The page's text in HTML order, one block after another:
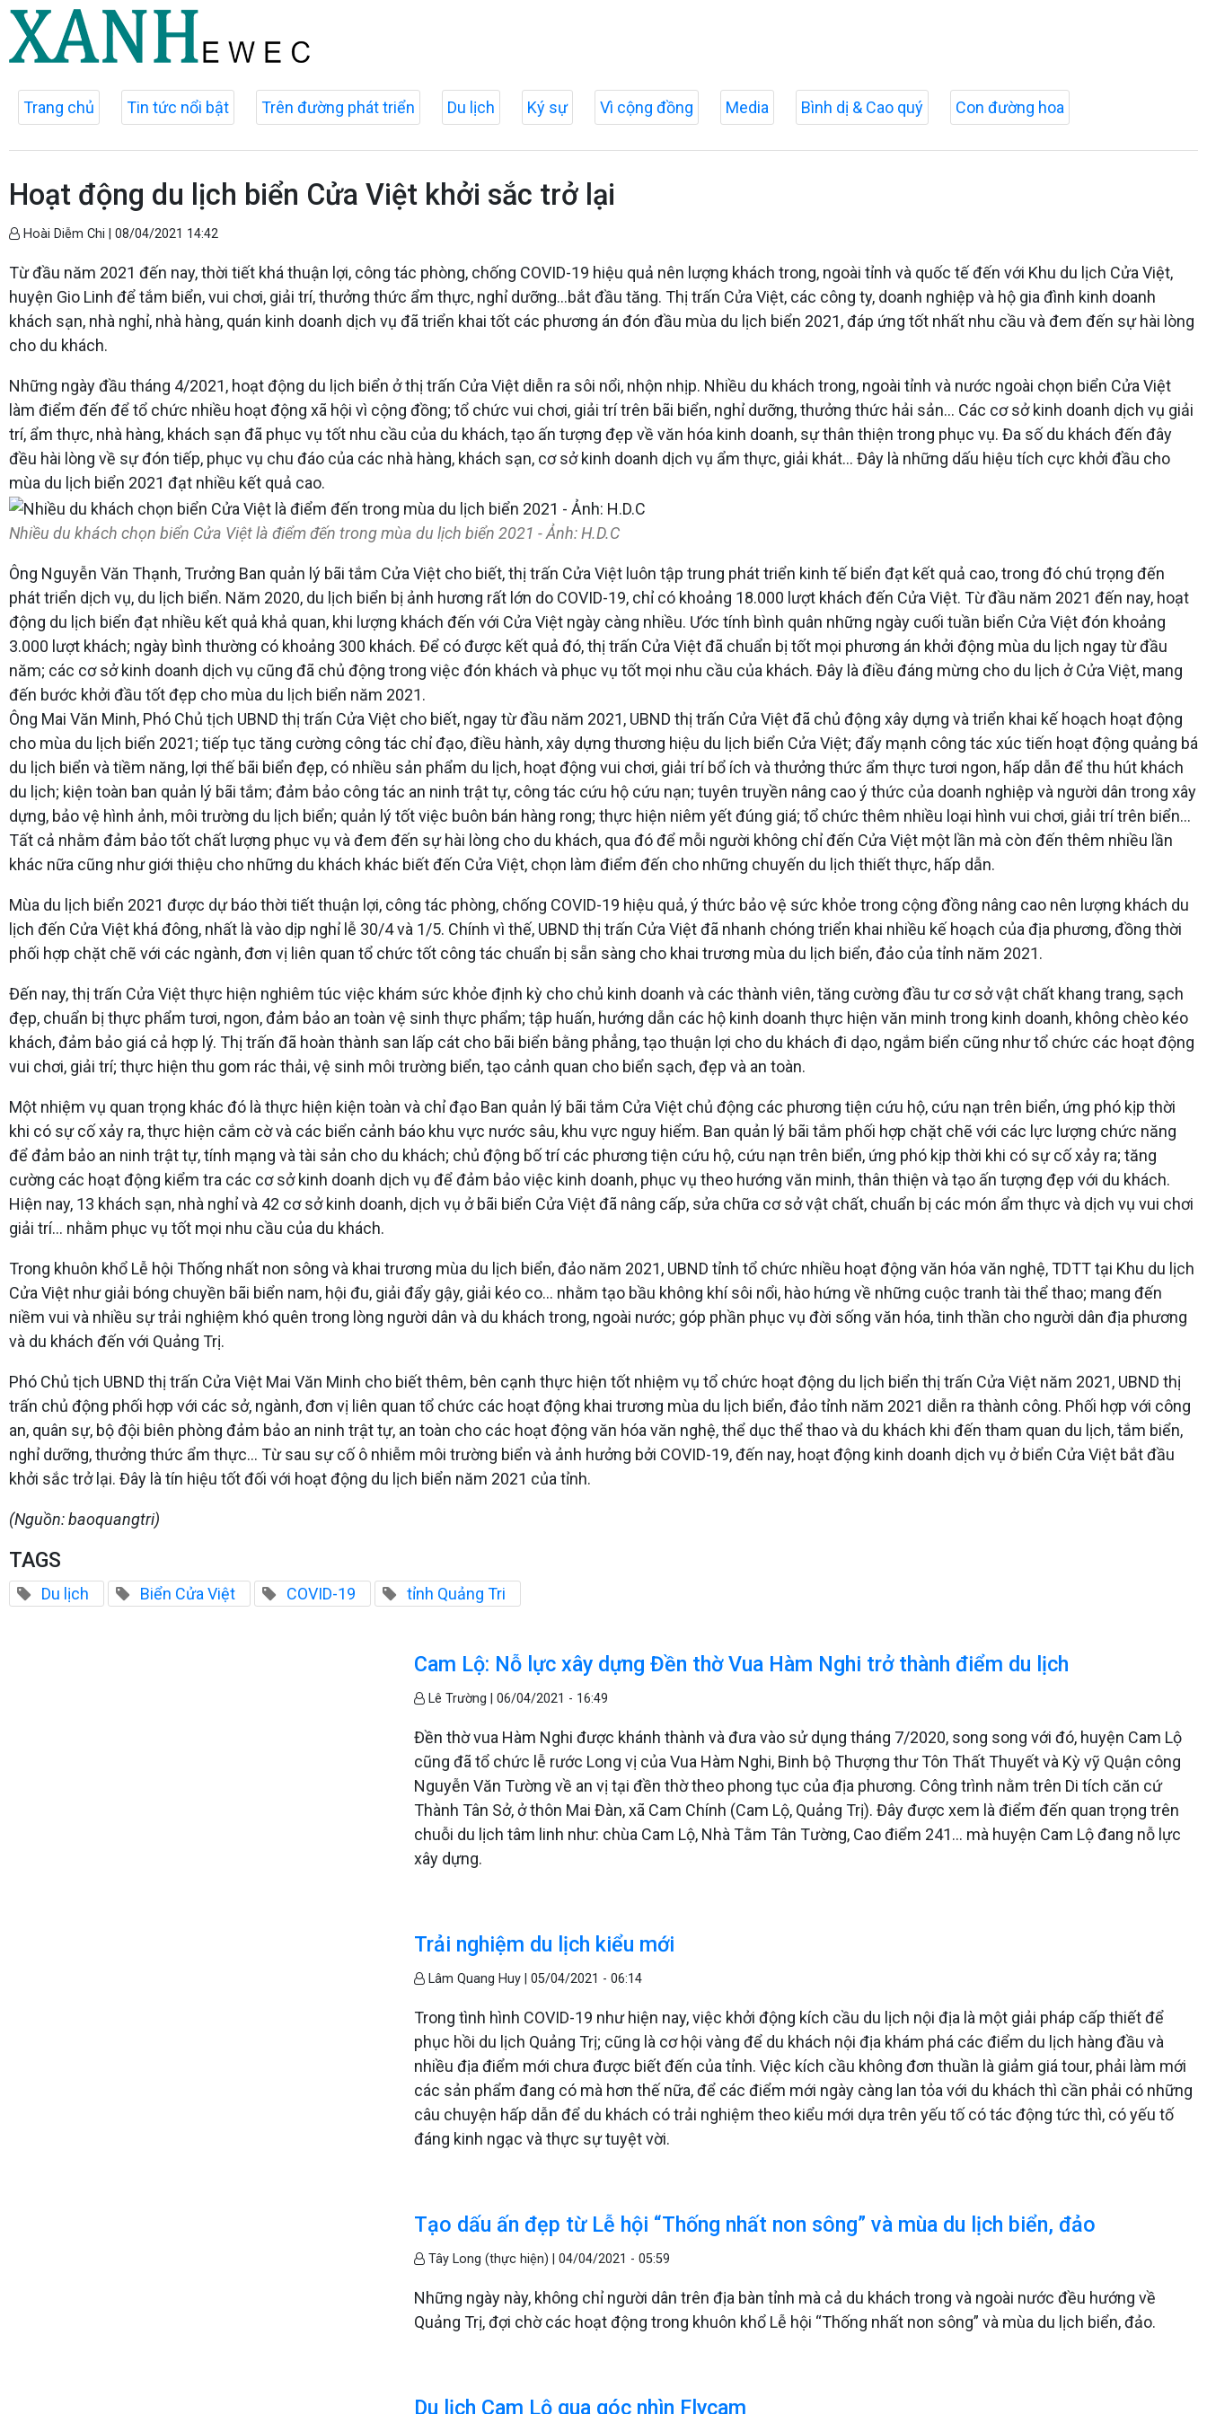
Trang chủ Tin tức nổi bật Trên đường phát triển Du lịch Ký sự Vì cộng đồng Media Bình dị & Cao quý Con đường hoa
Hoạt động du lịch biển Cửa Việt khởi sắc trở lại
Hoài Diễm Chi | 08/04/2021 14:42
Từ đầu năm 2021 đến nay, thời tiết khá thuận lợi, công tác phòng, chống COVID-19 hiệu quả nên lượng khách trong, ngoài tỉnh và quốc tế đến với Khu du lịch Cửa Việt,
huyện Gio Linh để tắm biển, vui chơi, giải trí, thưởng thức ẩm thực, nghỉ dưỡng…bắt đầu tăng. Thị trấn Cửa Việt, các công ty, doanh nghiệp và hộ gia đình kinh doanh
khách sạn, nhà nghỉ, nhà hàng, quán kinh doanh dịch vụ đã triển khai tốt các phương án đón đầu mùa du lịch biển 2021, đáp ứng tốt nhất nhu cầu và đem đến sự hài lòng
cho du khách.
Những ngày đầu tháng 4/2021, hoạt động du lịch biển ở thị trấn Cửa Việt diễn ra sôi nổi, nhộn nhịp. Nhiều du khách trong, ngoài tỉnh và nước ngoài chọn biển Cửa Việt
làm điểm đến để tổ chức nhiều hoạt động xã hội vì cộng đồng; tổ chức vui chơi, giải trí trên bãi biển, nghỉ dưỡng, thưởng thức hải sản… Các cơ sở kinh doanh dịch vụ giải
trí, ẩm thực, nhà hàng, khách sạn đã phục vụ tốt nhu cầu của du khách, tạo ấn tượng đẹp về văn hóa kinh doanh, sự thân thiện trong phục vụ. Đa số du khách đến đây
đều hài lòng về sự đón tiếp, phục vụ chu đáo của các nhà hàng, khách sạn, cơ sở kinh doanh dịch vụ ẩm thực, giải khát… Đây là những dấu hiệu tích cực khởi đầu cho
mùa du lịch biển 2021 đạt nhiều kết quả cao.
Nhiều du khách chọn biển Cửa Việt là điểm đến trong mùa du lịch biển 2021 - Ảnh: H.D.C​
Ông Nguyễn Văn Thạnh, Trưởng Ban quản lý bãi tắm Cửa Việt cho biết, thị trấn Cửa Việt luôn tập trung phát triển kinh tế biển đạt kết quả cao, trong đó chú trọng đến
phát triển dịch vụ, du lịch biển. Năm 2020, du lịch biển bị ảnh hương rất lớn do COVID-19, chỉ có khoảng 18.000 lượt khách đến Cửa Việt. Từ đầu năm 2021 đến nay, hoạt
động du lịch biển đạt nhiều kết quả khả quan, khi lượng khách đến với Cửa Việt ngày càng nhiều. Ước tính bình quân những ngày cuối tuần biển Cửa Việt đón khoảng
3.000 lượt khách; ngày bình thường có khoảng 300 khách. Để có được kết quả đó, thị trấn Cửa Việt đã chuẩn bị tốt mọi phương án khởi động mùa du lịch ngay từ đầu
năm; các cơ sở kinh doanh dịch vụ cũng đã chủ động trong việc đón khách và phục vụ tốt mọi nhu cầu của khách. Đây là điều đáng mừng cho du lịch ở Cửa Việt, mang
đến bước khởi đầu tốt đẹp cho mùa du lịch biển năm 2021.
Ông Mai Văn Minh, Phó Chủ tịch UBND thị trấn Cửa Việt cho biết, ngay từ đầu năm 2021, UBND thị trấn Cửa Việt đã chủ động xây dựng và triển khai kế hoạch hoạt động
cho mùa du lịch biển 2021; tiếp tục tăng cường công tác chỉ đạo, điều hành, xây dựng thương hiệu du lịch biển Cửa Việt; đẩy mạnh công tác xúc tiến hoạt động quảng bá
du lịch biển và tiềm năng, lợi thế bãi biển đẹp, có nhiều sản phẩm du lịch, hoạt động vui chơi, giải trí bổ ích và thưởng thức ẩm thực tươi ngon, hấp dẫn để thu hút khách
du lịch; kiện toàn ban quản lý bãi tắm; đảm bảo công tác an ninh trật tự, công tác cứu hộ cứu nạn; tuyên truyền nâng cao ý thức của doanh nghiệp và người dân trong xây
dựng, bảo vệ hình ảnh, môi trường du lịch biển; quản lý tốt việc buôn bán hàng rong; thực hiện niêm yết đúng giá; tổ chức thêm nhiều loại hình vui chơi, giải trí trên biển...
Tất cả nhằm đảm bảo tốt chất lượng phục vụ và đem đến sự hài lòng cho du khách, qua đó để mỗi người không chỉ đến Cửa Việt một lần mà còn đến thêm nhiều lần
khác nữa cũng như giới thiệu cho những du khách khác biết đến Cửa Việt, chọn làm điểm đến cho những chuyến du lịch thiết thực, hấp dẫn.
Mùa du lịch biển 2021 được dự báo thời tiết thuận lợi, công tác phòng, chống COVID-19 hiệu quả, ý thức bảo vệ sức khỏe trong cộng đồng nâng cao nên lượng khách du
lịch đến Cửa Việt khá đông, nhất là vào dịp nghỉ lễ 30/4 và 1/5. Chính vì thế, UBND thị trấn Cửa Việt đã nhanh chóng triển khai nhiều kế hoạch của địa phương, đồng thời
phối hợp chặt chẽ với các ngành, đơn vị liên quan tổ chức tốt công tác chuẩn bị sẵn sàng cho khai trương mùa du lịch biển, đảo của tỉnh năm 2021.
Đến nay, thị trấn Cửa Việt thực hiện nghiêm túc việc khám sức khỏe định kỳ cho chủ kinh doanh và các thành viên, tăng cường đầu tư cơ sở vật chất khang trang, sạch
đẹp, chuẩn bị thực phẩm tươi, ngon, đảm bảo an toàn vệ sinh thực phẩm; tập huấn, hướng dẫn các hộ kinh doanh thực hiện văn minh trong kinh doanh, không chèo kéo
khách, đảm bảo giá cả hợp lý. Thị trấn đã hoàn thành san lấp cát cho bãi biển bằng phẳng, tạo thuận lợi cho du khách đi dạo, ngắm biển cũng như tổ chức các hoạt động
vui chơi, giải trí; thực hiện thu gom rác thải, vệ sinh môi trường biển, tạo cảnh quan cho biển sạch, đẹp và an toàn.
Một nhiệm vụ quan trọng khác đó là thực hiện kiện toàn và chỉ đạo Ban quản lý bãi tắm Cửa Việt chủ động các phương tiện cứu hộ, cứu nạn trên biển, ứng phó kịp thời
khi có sự cố xảy ra, thực hiện cắm cờ và các biển cảnh báo khu vực nước sâu, khu vực nguy hiểm. Ban quản lý bãi tắm phối hợp chặt chẽ với các lực lượng chức năng
để đảm bảo an ninh trật tự, tính mạng và tài sản cho du khách; chủ động bố trí các phương tiện cứu hộ, cứu nạn trên biển, ứng phó kịp thời khi có sự cố xảy ra; tăng
cường các hoạt động kiểm tra các cơ sở kinh doanh dịch vụ để đảm bảo việc kinh doanh, phục vụ theo hướng văn minh, thân thiện và tạo ấn tượng đẹp với du khách.
Hiện nay, 13 khách sạn, nhà nghỉ và 42 cơ sở kinh doanh, dịch vụ ở bãi biển Cửa Việt đã nâng cấp, sửa chữa cơ sở vật chất, chuẩn bị các món ẩm thực và dịch vụ vui chơi
giải trí… nhằm phục vụ tốt mọi nhu cầu của du khách.
Trong khuôn khổ Lễ hội Thống nhất non sông và khai trương mùa du lịch biển, đảo năm 2021, UBND tỉnh tổ chức nhiều hoạt động văn hóa văn nghệ, TDTT tại Khu du lịch
Cửa Việt như giải bóng chuyền bãi biển nam, hội đu, giải đẩy gậy, giải kéo co… nhằm tạo bầu không khí sôi nổi, hào hứng về những cuộc tranh tài thể thao; mang đến
niềm vui và nhiều sự trải nghiệm khó quên trong lòng người dân và du khách trong, ngoài nước; góp phần phục vụ đời sống văn hóa, tinh thần cho người dân địa phương
và du khách đến với Quảng Trị.
Phó Chủ tịch UBND thị trấn Cửa Việt Mai Văn Minh cho biết thêm, bên cạnh thực hiện tốt nhiệm vụ tổ chức hoạt động du lịch biển thị trấn Cửa Việt năm 2021, UBND thị
trấn chủ động phối hợp với các sở, ngành, đơn vị liên quan tổ chức các hoạt động khai trương mùa du lịch biển, đảo tỉnh năm 2021 diễn ra thành công. Phối hợp với công
an, quân sự, bộ đội biên phòng đảm bảo an ninh trật tự, an toàn cho các hoạt động văn hóa văn nghệ, thể dục thể thao và du khách khi đến tham quan du lịch, tắm biển,
nghỉ dưỡng, thưởng thức ẩm thực… Từ sau sự cố ô nhiễm môi trường biển và ảnh hưởng bởi COVID-19, đến nay, hoạt động kinh doanh dịch vụ ở biển Cửa Việt bắt đầu
khởi sắc trở lại. Đây là tín hiệu tốt đối với hoạt động du lịch biển năm 2021 của tỉnh.
(Nguồn: baoquangtri)
TAGS
Du lịch Biển Cửa Việt COVID-19 tỉnh Quảng Tri
Cam Lộ: Nỗ lực xây dựng Đền thờ Vua Hàm Nghi trở thành điểm du lịch
Lê Trường |06/04/2021 - 16:49
Đền thờ vua Hàm Nghi được khánh thành và đưa vào sử dụng tháng 7/2020, song song với đó, huyện Cam Lộ
cũng đã tổ chức lễ rước Long vị của Vua Hàm Nghi, Binh bộ Thượng thư Tôn Thất Thuyết và Kỳ vỹ Quận công
Nguyễn Văn Tường về an vị tại đền thờ theo phong tục của địa phương. Công trình nằm trên Di tích căn cứ
Thành Tân Sở, ở thôn Mai Đàn, xã Cam Chính (Cam Lộ, Quảng Trị). Đây được xem là điểm đến quan trọng trên
chuỗi du lịch tâm linh như: chùa Cam Lộ, Nhà Tằm Tân Tường, Cao điểm 241… mà huyện Cam Lộ đang nỗ lực
xây dựng.
Trải nghiệm du lịch kiểu mới
Lâm Quang Huy |05/04/2021 - 06:14
Trong tình hình COVID-19 như hiện nay, việc khởi động kích cầu du lịch nội địa là một giải pháp cấp thiết để
phục hồi du lịch Quảng Trị; cũng là cơ hội vàng để du khách nội địa khám phá các điểm du lịch hàng đầu và
nhiều địa điểm mới chưa được biết đến của tỉnh. Việc kích cầu không đơn thuần là giảm giá tour, phải làm mới
các sản phẩm đang có mà hơn thế nữa, để các điểm mới ngày càng lan tỏa với du khách thì cần phải có những
câu chuyện hấp dẫn để du khách có trải nghiệm theo kiểu mới dựa trên yếu tố có tác động tức thì, có yếu tố
đáng kinh ngạc và thực sự tuyệt vời.
Tạo dấu ấn đẹp từ Lễ hội “Thống nhất non sông” và mùa du lịch biển, đảo
Tây Long (thực hiện) |04/04/2021 - 05:59
Những ngày này, không chỉ người dân trên địa bàn tỉnh mà cả du khách trong và ngoài nước đều hướng về
Quảng Trị, đợi chờ các hoạt động trong khuôn khổ Lễ hội “Thống nhất non sông” và mùa du lịch biển, đảo.
Du lịch Cam Lộ qua góc nhìn Flycam